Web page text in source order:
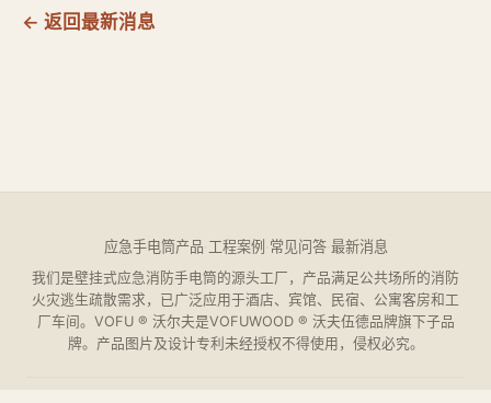
← 返回最新消息
应急手电筒产品 工程案例 常见问答· 最新消息
我们是壁挂式应急消防手电筒的源头工厂，产品满足公共场所的消防
火灾逃生疏散需求，已广泛应用于酒店、宾馆、民宿、公寓客房和工
厂车间。VOFU ® 沃尔夫是VOFUWOOD ® 沃夫伍德品牌旗下子品
牌。产品图片及设计专利未经授权不得使用，侵权必究。